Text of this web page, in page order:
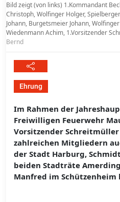
Bild zeigt (von links) 1.Kommandant
Christoph, Wolfinger Holger,
Johann, Burgetsmeier Johann,
Wiedenmann Achim, 1.Vorsitzender
Bernd
Ehrung
Im Rahmen der
Freiwilligen Feuerwehr
Vorsitzender
zahlreichen Mitgliedern
der Stadt Harburg,
beiden Stadträte
Manfred im Schützenheim